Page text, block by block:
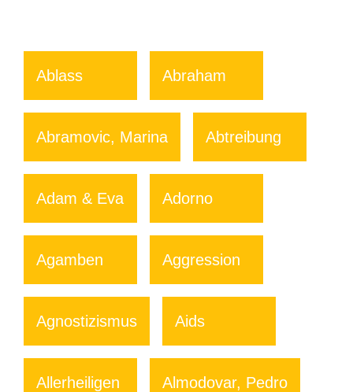
Ablass Abraham
Abramovic, Marina Abtreibung
Adam & Eva Adorno
Agamben Aggression
Agnostizismus Aids
Allerheiligen Almodovar, Pedro